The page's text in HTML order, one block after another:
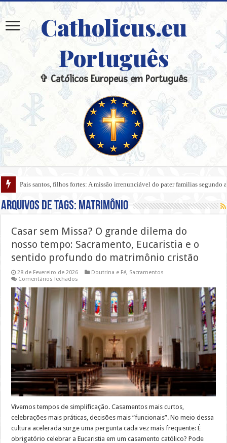
Catholicus.eu
Português
✞ Católicos Europeus em Português
Pais santos, filhos fortes: A missão irrenunciável do pater familias segundo
Arquivos de tags: Matrimônio
Casar sem Missa? O grande dilema do
nosso tempo: Sacramento, Eucaristia e o
sentido profundo do matrimônio cristão
28 de Fevereiro de 2026 Doutrina e Fé, Sacramentos
Comentários fechados
sem
Missa?
O
grande
dilema
nosso
tempo:
Sacramento,
Eucaristia
e
o
sentido
profundo
do
matrimônio
cristão
Vivemos tempos de simplificação. Casamentos mais curtos,
celebrações mais práticas, decisões mais “funcionais”. No meio dessa
cultura acelerada surge uma pergunta cada vez mais frequente: É
obrigatório celebrar a Eucaristia em um casamento católico? Pode